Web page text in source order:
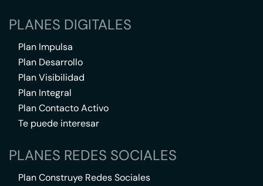
PLANES DIGITALES
Plan Impulsa
Plan Desarrollo
Plan Visibilidad
Plan Integral
Plan Contacto Activo
Te puede interesar
PLANES REDES SOCIALES
Plan Construye Redes Sociales